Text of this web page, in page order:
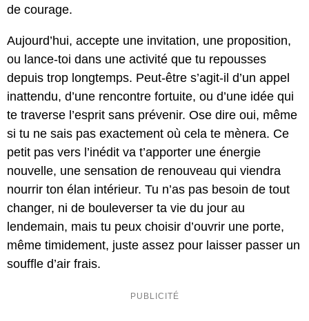
de courage.
Aujourd’hui, accepte une invitation, une proposition,
ou lance-toi dans une activité que tu repousses
depuis trop longtemps. Peut-être s’agit-il d’un appel
inattendu, d’une rencontre fortuite, ou d’une idée qui
te traverse l’esprit sans prévenir. Ose dire oui, même
si tu ne sais pas exactement où cela te mènera. Ce
petit pas vers l’inédit va t’apporter une énergie
nouvelle, une sensation de renouveau qui viendra
nourrir ton élan intérieur. Tu n’as pas besoin de tout
changer, ni de bouleverser ta vie du jour au
lendemain, mais tu peux choisir d’ouvrir une porte,
même timidement, juste assez pour laisser passer un
souffle d’air frais.